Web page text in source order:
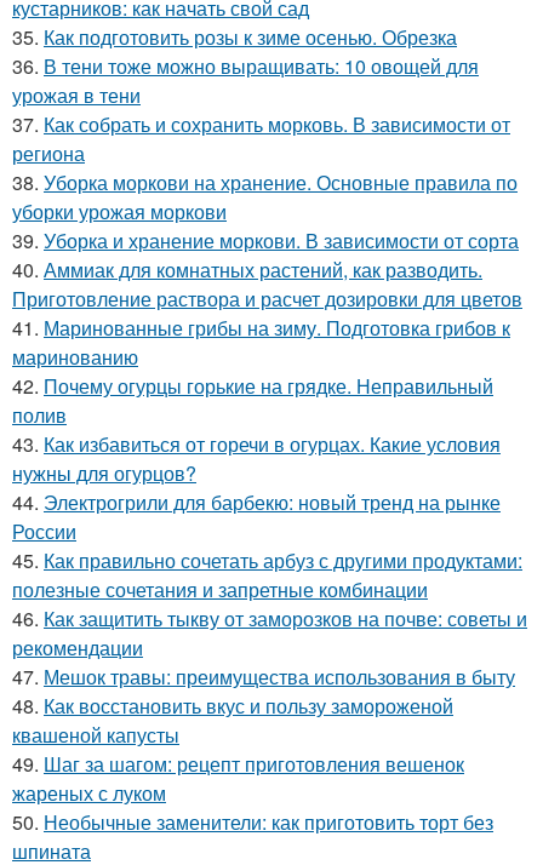
кустарников: как начать свой сад
35. Как подготовить розы к зиме осенью. Обрезка
36. В тени тоже можно выращивать: 10 овощей для
урожая в тени
37. Как собрать и сохранить морковь. В зависимости от
региона
38. Уборка моркови на хранение. Основные правила по
уборки урожая моркови
39. Уборка и хранение моркови. В зависимости от сорта
40. Аммиак для комнатных растений, как разводить.
Приготовление раствора и расчет дозировки для цветов
41. Маринованные грибы на зиму. Подготовка грибов к
маринованию
42. Почему огурцы горькие на грядке. Неправильный
полив
43. Как избавиться от горечи в огурцах. Какие условия
нужны для огурцов?
44. Электрогрили для барбекю: новый тренд на рынке
России
45. Как правильно сочетать арбуз с другими продуктами:
полезные сочетания и запретные комбинации
46. Как защитить тыкву от заморозков на почве: советы и
рекомендации
47. Мешок травы: преимущества использования в быту
48. Как восстановить вкус и пользу замороженой
квашеной капусты
49. Шаг за шагом: рецепт приготовления вешенок
жареных с луком
50. Необычные заменители: как приготовить торт без
шпината